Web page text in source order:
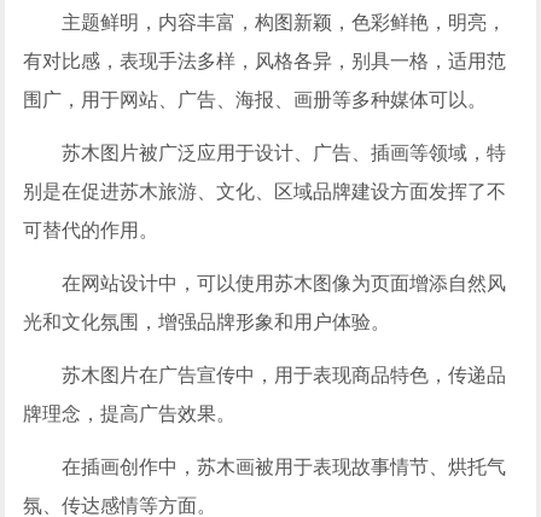
主题鲜明，内容丰富，构图新颖，色彩鲜艳，明亮，
有对比感，表现手法多样，风格各异，别具一格，适用范
围广，用于网站、广告、海报、画册等多种媒体可以。
苏木图片被广泛应用于设计、广告、插画等领域，特
别是在促进苏木旅游、文化、区域品牌建设方面发挥了不
可替代的作用。
在网站设计中，可以使用苏木图像为页面增添自然风
光和文化氛围，增强品牌形象和用户体验。
苏木图片在广告宣传中，用于表现商品特色，传递品
牌理念，提高广告效果。
在插画创作中，苏木画被用于表现故事情节、烘托气
氛、传达感情等方面。